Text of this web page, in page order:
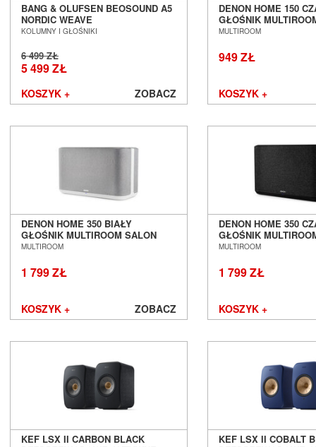
BANG & OLUFSEN BEOSOUND A5
NORDIC WEAVE
BEZPRZEWODOWY GŁOŚNIK Z
POZNAŃ WROCŁAW --- EX-DEMO --
-
KOLUMNY I GŁOŚNIKI
6 499 ZŁ
5 499 ZŁ
KOSZYK + ZOBACZ
DENON HOME 150
GŁOŚNIK
POZNAŃ WROCŁAW
MULTIROOM
949 ZŁ
KOSZYK +
DENON HOME 350 BIAŁY
GŁOŚNIK MULTIROOM SALON
POZNAŃ WROCŁAW
MULTIROOM
1 799 ZŁ
KOSZYK + ZOBACZ
DENON HOME 350
GŁOŚNIK
POZNAŃ WROCŁAW
MULTIROOM
1 799 ZŁ
KOSZYK +
KEF LSX II CARBON BLACK
KEF LSX II COBALT